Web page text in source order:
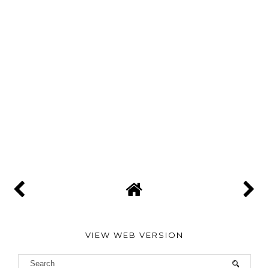
VIEW WEB VERSION